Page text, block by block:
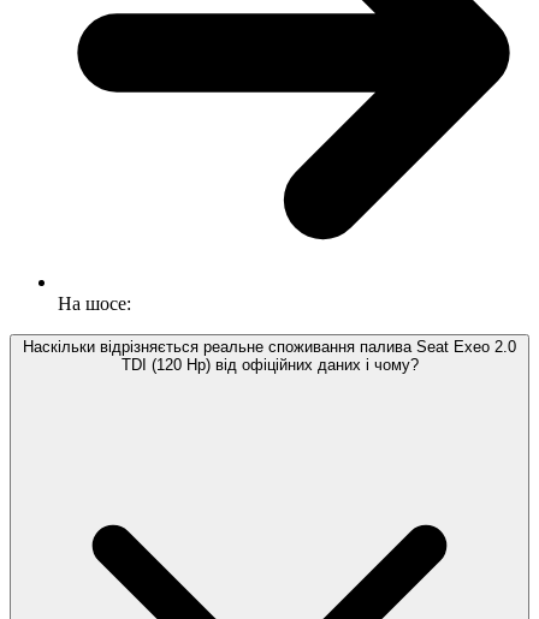
На шосе:
Наскільки відрізняється реальне споживання палива Seat Exeo 2.0
TDI (120 Hp) від офіційних даних і чому?